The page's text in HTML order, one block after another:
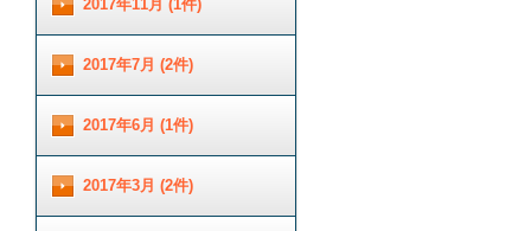
2017年11月 (1件)
2017年7月 (2件)
2017年6月 (1件)
2017年3月 (2件)